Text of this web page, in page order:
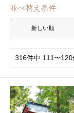
並べ替え条件
新しい順
316件中 111〜120